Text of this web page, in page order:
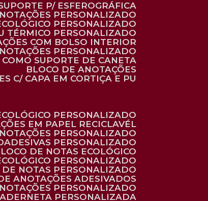
P/ ESFEROGRÁFICA
PERSONALIZADO
PERSONALIZADO
TÉRMICO PERSONALIZADO
COM BOLSO INTERIOR
PERSONALIZADO
SUPORTE DE CANETA
BLOCO DE ANOTAÇÕES
C/ CAPA EM CORTIÇA E PU
PERSONALIZADO
EM PAPEL RECICLAVÉL
PERSONALIZADO
PERSONALIZADO
BLOCO DE NOTAS ECOLÓGICO
PERSONALIZADO
DE NOTAS PERSONALIZADO
DE ANOTAÇÕES ADESIVADOS
PERSONALIZADO
PERSONALIZADA